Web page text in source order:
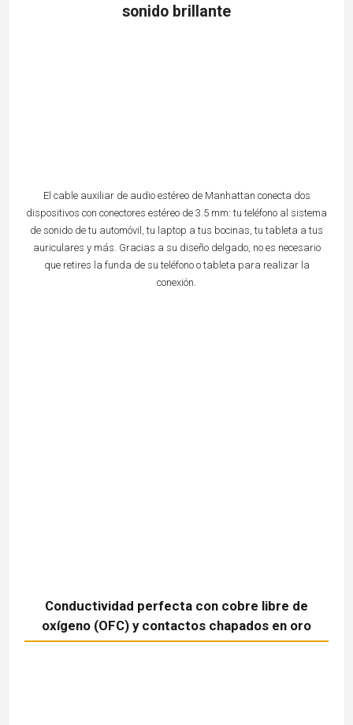
sonido brillante
El cable auxiliar de audio estéreo de Manhattan conecta dos
dispositivos con conectores estéreo de 3.5 mm: tu teléfono al sistema
de sonido de tu automóvil, tu laptop a tus bocinas, tu tableta a tus
auriculares y más. Gracias a su diseño delgado, no es necesario
que retires la funda de su teléfono o tableta para realizar la
conexión.
Conductividad perfecta con cobre libre de
oxígeno (OFC) y contactos chapados en oro